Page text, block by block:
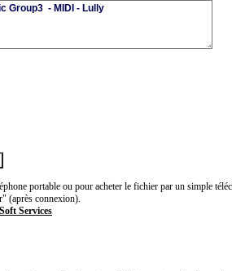
portable ou pour acheter le fichier par un simple
(après connexion).
Services